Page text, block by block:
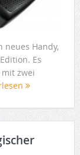
neues Handy,
Es
zwei